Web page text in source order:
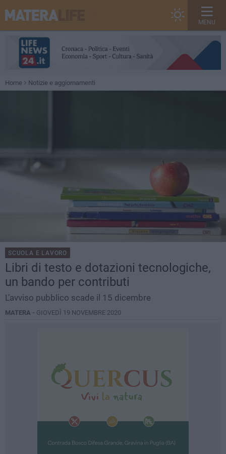
MENU
Home Notizie e aggiornamenti
SCUOLA E LAVORO
Libri di testo e dotazioni tecnologiche,
un bando per contributi
L’avviso pubblico scade il 15 dicembre
MATERA - GIOVEDÌ 19 NOVEMBRE 2020